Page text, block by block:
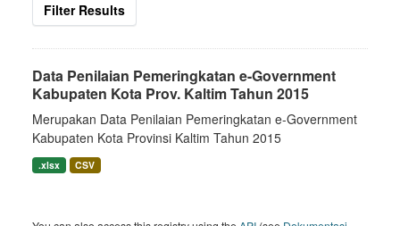
Filter Results
Data Penilaian Pemeringkatan e-Government
Kabupaten Kota Prov. Kaltim Tahun 2015
Merupakan Data Penilaian Pemeringkatan e-Government
Kabupaten Kota Provinsi Kaltim Tahun 2015
.xlsx CSV